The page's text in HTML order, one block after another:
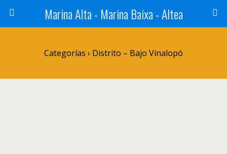
Marina Alta - Marina Baixa - Altea
Categorías › Distrito – Bajo Vinalopó